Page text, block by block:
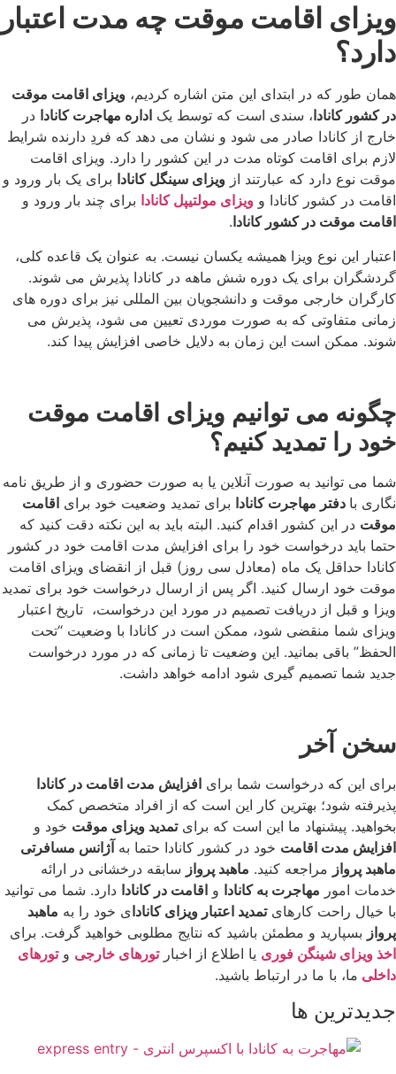
ویزای اقامت موقت چه مدت اعتبار
دارد؟
همان طور که در ابتدای این متن اشاره کردیم، ویزای اقامت موقت
در کشور کانادا، سندی است که توسط یک اداره مهاجرت کانادا در
خارج از کانادا صادر می شود و نشان می دهد که فردِ دارنده شرایط
لازم برای اقامت کوتاه مدت در این کشور را دارد. ویزای اقامت
موقت نوع دارد که عبارتند از ویزای سینگل کانادا برای یک بار ورود و
اقامت در کشور کانادا و ویزای مولتیپل کانادا برای چند بار ورود و
اقامت موقت در کشور کانادا.
اعتبار این نوع ویزا همیشه یکسان نیست. به عنوان یک قاعده کلی،
گردشگران برای یک دوره شش ماهه در کانادا پذیرش می شوند.
کارگران خارجی موقت و دانشجویان بین المللی نیز برای دوره های
زمانی متفاوتی که به صورت موردی تعیین می شود، پذیرش می
شوند. ممکن است این زمان به دلایل خاصی افزایش پیدا کند.
چگونه می توانیم ویزای اقامت موقت
خود را تمدید کنیم؟
شما می توانید به صورت آنلاین یا به صورت حضوری و از طریق نامه
نگاری با دفتر مهاجرت کانادا برای تمدید وضعیت خود برای اقامت
موقت در این کشور اقدام کنید. البته باید به این نکته دقت کنید که
حتما باید درخواست خود را برای افزایش مدت اقامت خود در کشور
کانادا حداقل یک ماه (معادل سی روز) قبل از انقضای ویزای اقامت
موقت خود ارسال کنید. اگر پس از ارسال درخواست خود برای تمدید
ویزا و قبل از دریافت تصمیم در مورد این درخواست، تاریخ اعتبار
ویزای شما منقضی شود، ممکن است در کانادا با وضعیت “تحت
الحفظ” باقی بمانید. این وضعیت تا زمانی که در مورد درخواست
جدید شما تصمیم گیری شود ادامه خواهد داشت.
سخن آخر
برای این که درخواست شما برای افزایش مدت اقامت در کانادا
پذیرفته شود؛ بهترین کار این است که از افراد متخصص کمک
بخواهید. پیشنهاد ما این است که برایتمدید ویزای موقت خود و
افزایش مدت اقامت خود در کشور کانادا حتما به آژانس مسافرتی
ماهبد پرواز مراجعه کنید. ماهبد پرواز سابقه درخشانی در ارائه
خدمات امور مهاجرت به کانادا و اقامت در کانادا دارد. شما می توانید
با خیال راحت کارهایتمدید اعتبار ویزای کانادای خود را به ماهبد
پرواز بسپارید و مطمئن باشید که نتایج مطلوبی خواهید گرفت. برای
اخذ ویزای شینگن فوری یا اطلاع از اخبارتورهای خارجی وتورهای
داخلی ما، با ما در ارتباط باشید.
جدیدترین ها